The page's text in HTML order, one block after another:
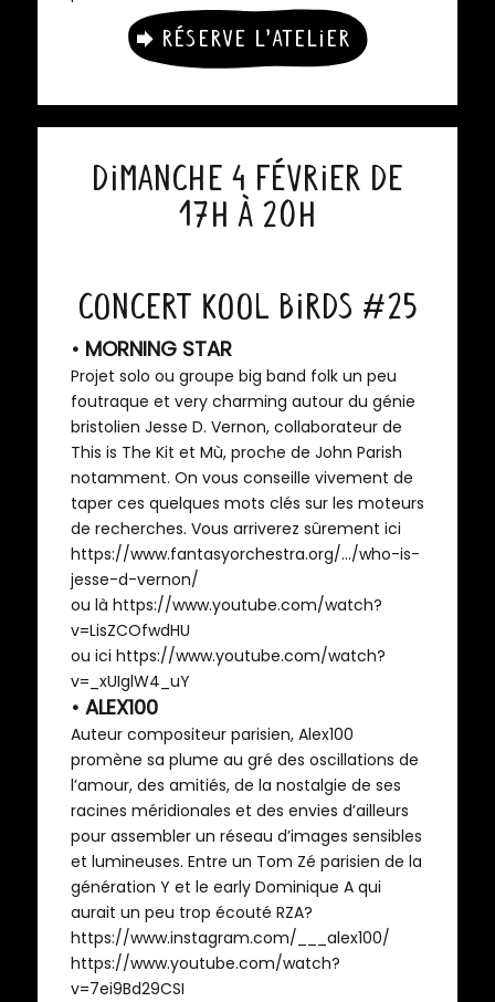
Réserve l’atelier
dimanche 4 février de
17h à 20h
Concert kOOL BIRDS #25
• MORNING STAR
Projet solo ou groupe big band folk un peu
foutraque et very charming autour du génie
bristolien Jesse D. Vernon, collaborateur de
This is The Kit et Mù, proche de John Parish
notamment. On vous conseille vivement de
taper ces quelques mots clés sur les moteurs
de recherches. Vous arriverez sûrement ici
https://www.fantasyorchestra.org/…/who-is-
jesse-d-vernon/
ou là https://www.youtube.com/watch?
v=LisZCOfwdHU
ou ici https://www.youtube.com/watch?
v=_xUIglW4_uY
• ALEX100
Auteur compositeur parisien, Alex100
promène sa plume au gré des oscillations de
l’amour, des amitiés, de la nostalgie de ses
racines méridionales et des envies d’ailleurs
pour assembler un réseau d’images sensibles
et lumineuses. Entre un Tom Zé parisien de la
génération Y et le early Dominique A qui
aurait un peu trop écouté RZA?
https://www.instagram.com/___alex100/
https://www.youtube.com/watch?
v=7ei9Bd29CSI